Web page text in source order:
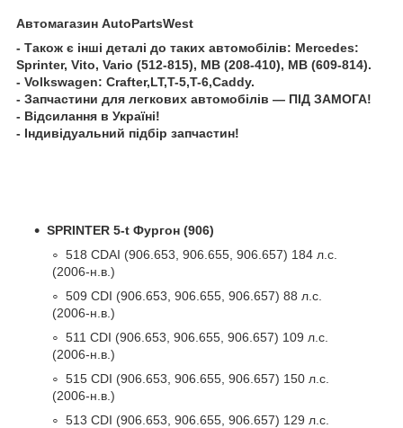
Автомагазин AutoPartsWest
- Також є інші деталі до таких автомобілів: Mercedes:
Sprinter, Vito, Vario (512-815), MB (208-410), MB (609-814).
- Volkswagen: Crafter,LT,T-5,T-6,Caddy.
- Запчастини для легкових автомобілів — ПІД ЗАМОГА!
- Відсилання в Україні!
- Індивідуальний підбір запчастин!
SPRINTER 5-t Фургон (906)
518 CDAI (906.653, 906.655, 906.657) 184 л.с.
(2006-н.в.)
509 CDI (906.653, 906.655, 906.657) 88 л.с.
(2006-н.в.)
511 CDI (906.653, 906.655, 906.657) 109 л.с.
(2006-н.в.)
515 CDI (906.653, 906.655, 906.657) 150 л.с.
(2006-н.в.)
513 CDI (906.653, 906.655, 906.657) 129 л.с.